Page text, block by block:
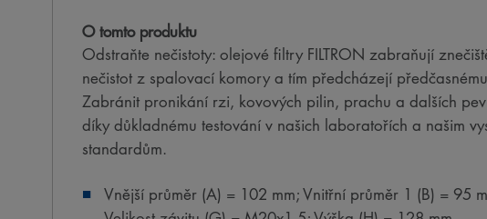
O tomto produktu
Odstraňte nečistoty: olejové filtry FILTRON zabraňují
nečistot z spalovací komory a tím předcházejí
Zabránit pronikání rzi, kovových pilin, prachu a dalších
díky důkladnému testování v našich laboratořích a našim
standardům.
Vnější průměr (A) = 102 mm; Vnitřní průměr 1 (B) = 95